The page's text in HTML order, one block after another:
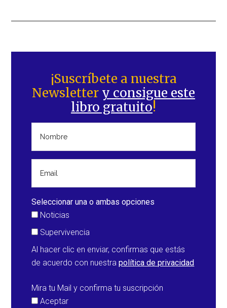
lateral
principal
¡Suscríbete a nuestra
Newsletter y consigue este
libro gratuito!
Seleccionar una o ambas opciones
Noticias
Supervivencia
Al hacer clic en enviar, confirmas que estás
de acuerdo con nuestrapolítica de privacidad
Mira tu Mail y confirma tu suscripción
Aceptar